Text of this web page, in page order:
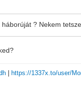
? Nekem
https://1337x.to/user/